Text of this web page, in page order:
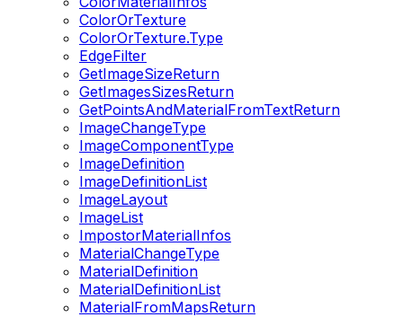
ColorOrTexture
ColorOrTexture.Type
EdgeFilter
GetImageSizeReturn
GetImagesSizesReturn
GetPointsAndMaterialFromTextReturn
ImageChangeType
ImageComponentType
ImageDefinition
ImageDefinitionList
ImageLayout
ImageList
ImpostorMaterialInfos
MaterialChangeType
MaterialDefinition
MaterialDefinitionList
MaterialFromMapsReturn